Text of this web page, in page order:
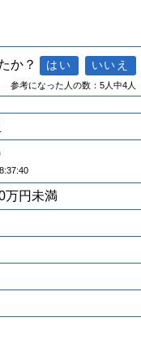
か？
参考になった人の数：5人中4人
万円未満